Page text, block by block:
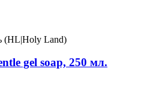
Land)
gel soap, 250 мл.